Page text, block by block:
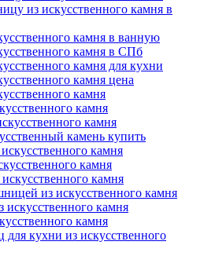
из искусственного камня в
камня в ванную
камня в СПб
камня для кухни
камня цена
камня
камня
камня
камень купить
камня
камня
камня
из искусственного камня
камня
камня
кухни из искусственного